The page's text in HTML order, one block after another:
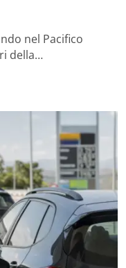
nel Pacifico
della…